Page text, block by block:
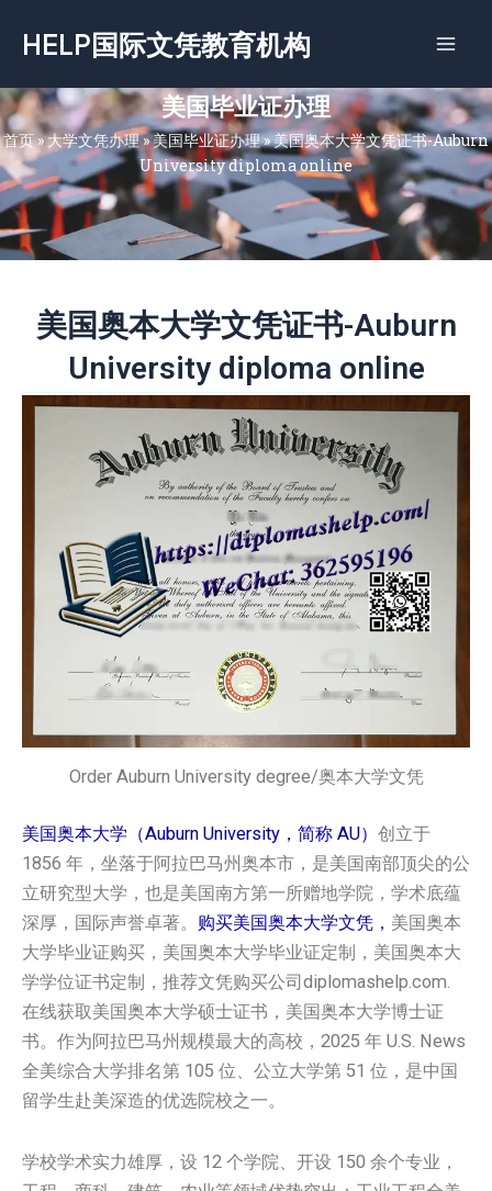
容
HELP国际文凭教育机构
美国毕业证办理
首页»大学文凭办理»美国毕业证办理»美国奥本大学文凭证书-Auburn
University diploma online
美国奥本大学文凭证书-Auburn
University diploma online
Order Auburn University degree/奥本大学文凭
美国奥本大学（Auburn University，简称 AU） 创立于
1856 年，坐落于阿拉巴马州奥本市，是美国南部顶尖的公
立研究型大学，也是美国南方第一所赠地学院，学术底蕴
深厚，国际声誉卓著。 购买美国奥本大学文凭， 美国奥本
大学毕业证购买，美国奥本大学毕业证定制，美国奥本大
学学位证书定制，推荐文凭购买公司diplomashelp.com.
在线获取美国奥本大学硕士证书，美国奥本大学博士证
书。作为阿拉巴马州规模最大的高校，2025 年 U.S. News
全美综合大学排名第 105 位、公立大学第 51 位，是中国
留学生赴美深造的优选院校之一。
学校学术实力雄厚，设 12 个学院、开设 150 余个专业，